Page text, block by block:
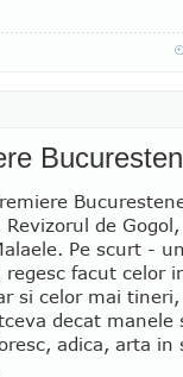
Revizorul de
Pe scurt -
regesc facut celor
si celor mai
decat manele
adica, arta in